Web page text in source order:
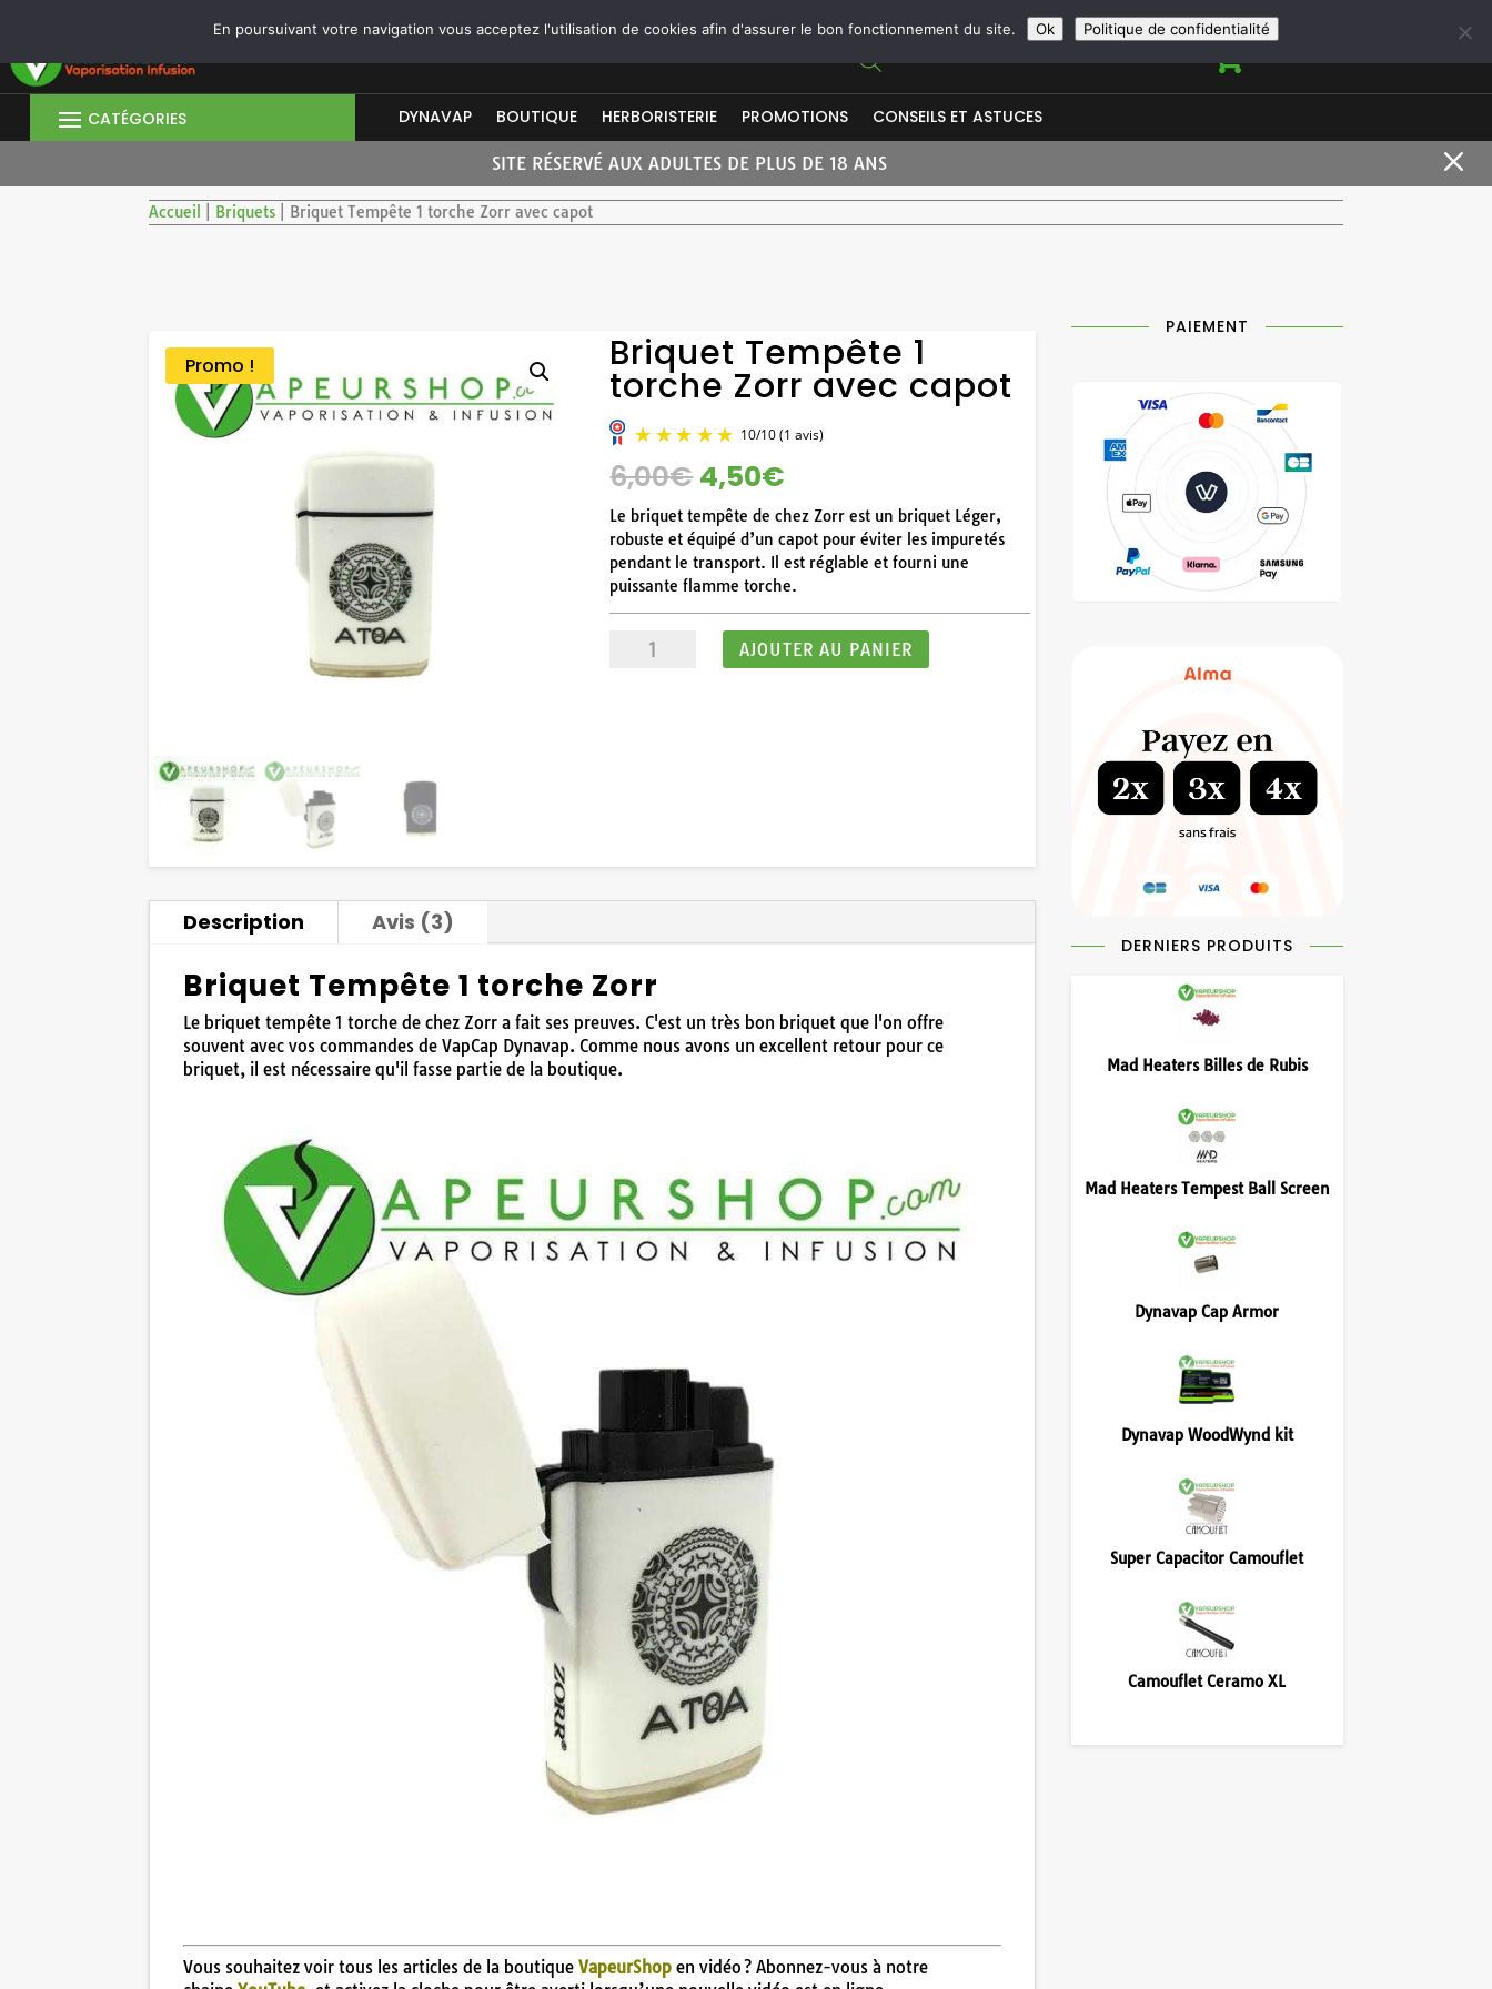
+33966950844

DYNAVAP BOUTIQUE HERBORISTERIE PROMOTIONS CONSEILS ET ASTUCES
SITE RÉSERVÉ AUX ADULTES DE PLUS DE 18 ANS M
Accueil Briquets Briquet Tempête 1 torche Zorr avec capot
Promo ! Briquet Tempête 1
torche Zorr avec capot
10/ 10(1 avis)
6,00€LE
PRIX
INITIAL
ÉTAIT :
6,00€.
4,50€
PRIX
ACTUEL
EST :
4,50€.
Le briquet tempête de chez Zorr est un briquet Léger,
robuste et équipé d’un capot pour éviter les impuretés
pendant le transport. Il est réglable et fourni une
puissante flamme torche.
quantité
AJOUTER AU PANIER
Description Avis (3)
Briquet Tempête 1 torche Zorr
Le briquet tempête 1 torche de chez Zorr a fait ses preuves. C'est un très bon briquet que l'on offre
souvent avec vos commandes de VapCap Dynavap. Comme nous avons un excellent retour pour ce
briquet, il est nécessaire qu'il fasse partie de la boutique.
Vous souhaitez voir tous les articles de la boutiqueVapeurShop en vidéo ? Abonnez-vous à notre
PAIEMENT
DERNIERS PRODUITS
Mad Heaters Billes de Rubis
Mad Heaters Tempest Ball Screen
Dynavap Cap Armor
Dynavap WoodWynd kit
Super Capacitor Camouflet
Camouflet Ceramo XL
En poursuivant votre navigation vous acceptez l'utilisation de cookies afin d'assurer le bon fonctionnement du site. Ok Politique de confidentialité